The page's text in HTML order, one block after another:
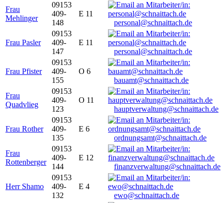
Frau
Mehlinger
09153
409-
148
E 11
personal@schnaittach.de
Frau Pasler
09153
409-
147
E 11
personal@schnaittach.de
Frau Pfister
09153
409-
155
O 6
bauamt@schnaittach.de
Frau
Quadvlieg
09153
409-
123
O 11
hauptverwaltung@schnaittach.de
Frau Rother
09153
409-
135
E 6
ordnungsamt@schnaittach.de
Frau
Rottenberger
09153
409-
144
E 12
finanzverwaltung@schnaittach.de
Herr Shamo
09153
409-
132
E 4
ewo@schnaittach.de